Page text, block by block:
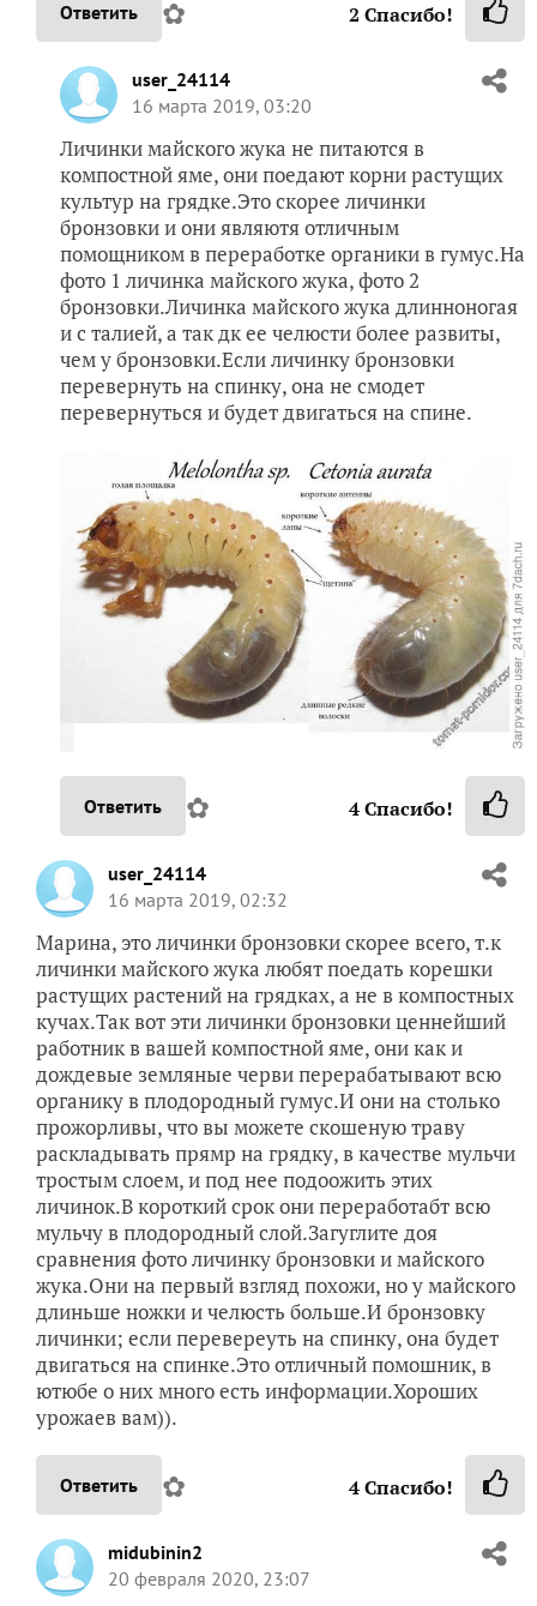
Ответить ✿ 2 Спасибо!
user_24114
16 марта 2019, 03:20
Личинки майского жука не питаются в
компостной яме, они поедают корни растущих
культур на грядке.Это скорее личинки
бронзовки и они являютя отличным
помощником в переработке органики в гумус.На
фото 1 личинка майского жука, фото 2
бронзовки.Личинка майского жука длинноногая
и с талией, а так дк ее челюсти более развиты,
чем у бронзовки.Если личинку бронзовки
перевернуть на спинку, она не смодет
перевернуться и будет двигаться на спине.
Ответить ✿ 4Спасибо!
user_24114
16 марта 2019, 02:32
Марина, это личинки бронзовки скорее всего, т.к
личинки майского жука любят поедать корешки
растущих растений на грядках, а не в компостных
кучах.Так вот эти личинки бронзовки ценнейший
работник в вашей компостной яме, они как и
дождевые земляные черви перерабатывают всю
органику в плодородный гумус.И они на столько
прожорливы, что вы можете скошеную траву
раскладывать прямр на грядку, в качестве мульчи
тростым слоем, и под нее подоожить этих
личинок.В короткий срок они переработабт всю
мульчу в плодородный слой.Загуглите доя
сравнения фото личинку бронзовки и майского
жука.Они на первый взгляд похожи, но у майского
длиньше ножки и челюсть больше.И бронзовку
личинки; если перевереуть на спинку, она будет
двигаться на спинке.Это отличный помошник, в
ютюбе о них много есть информации.Хороших
урожаев вам)).
Ответить ✿ 4Спасибо!
midubinin2
20 февраля 2020, 23:07